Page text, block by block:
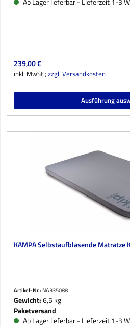
Regulärer Preis:
239,00 €
inkl. MwSt.;zzgl. Versandkosten
Ausführung
KAMPA Selbstaufblasende Matratze
Artikel-Nr.: NA335088
Gewicht:6,5 kg
Paketversand
Ab Lager lieferbar - Lieferzeit 1-3